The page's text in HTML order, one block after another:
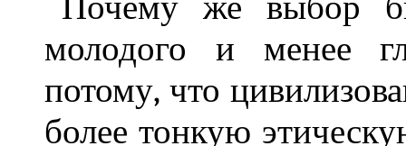
молодого и менее
потому, что
более тонкую